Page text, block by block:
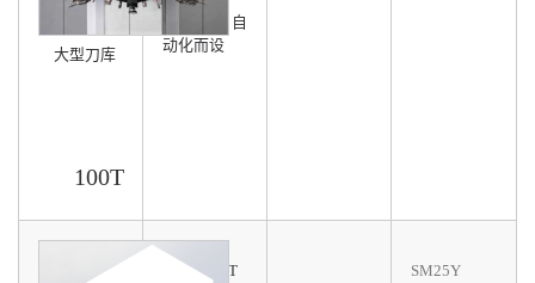
大型刀库
100T
使用
专为FMC自
动化而设
U500-100T
SM25Y